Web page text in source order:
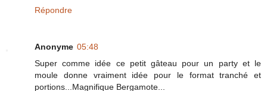
Répondre
Anonyme 05:48
Super comme idée ce petit gâteau pour un party et le
moule donne vraiment idée pour le format tranché et
portions...Magnifique Bergamote...